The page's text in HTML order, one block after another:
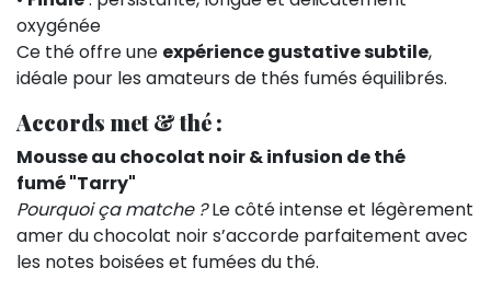
oxygénée
Ce thé offre une expérience gustative subtile,
idéale pour les amateurs de thés fumés équilibrés.
Accords met & thé :
Mousse au chocolat noir & infusion de thé
fumé "Tarry"
Pourquoi ça matche ?Le côté intense et légèrement
amer du chocolat noir s’accorde parfaitement avec
les notes boisées et fumées du thé.